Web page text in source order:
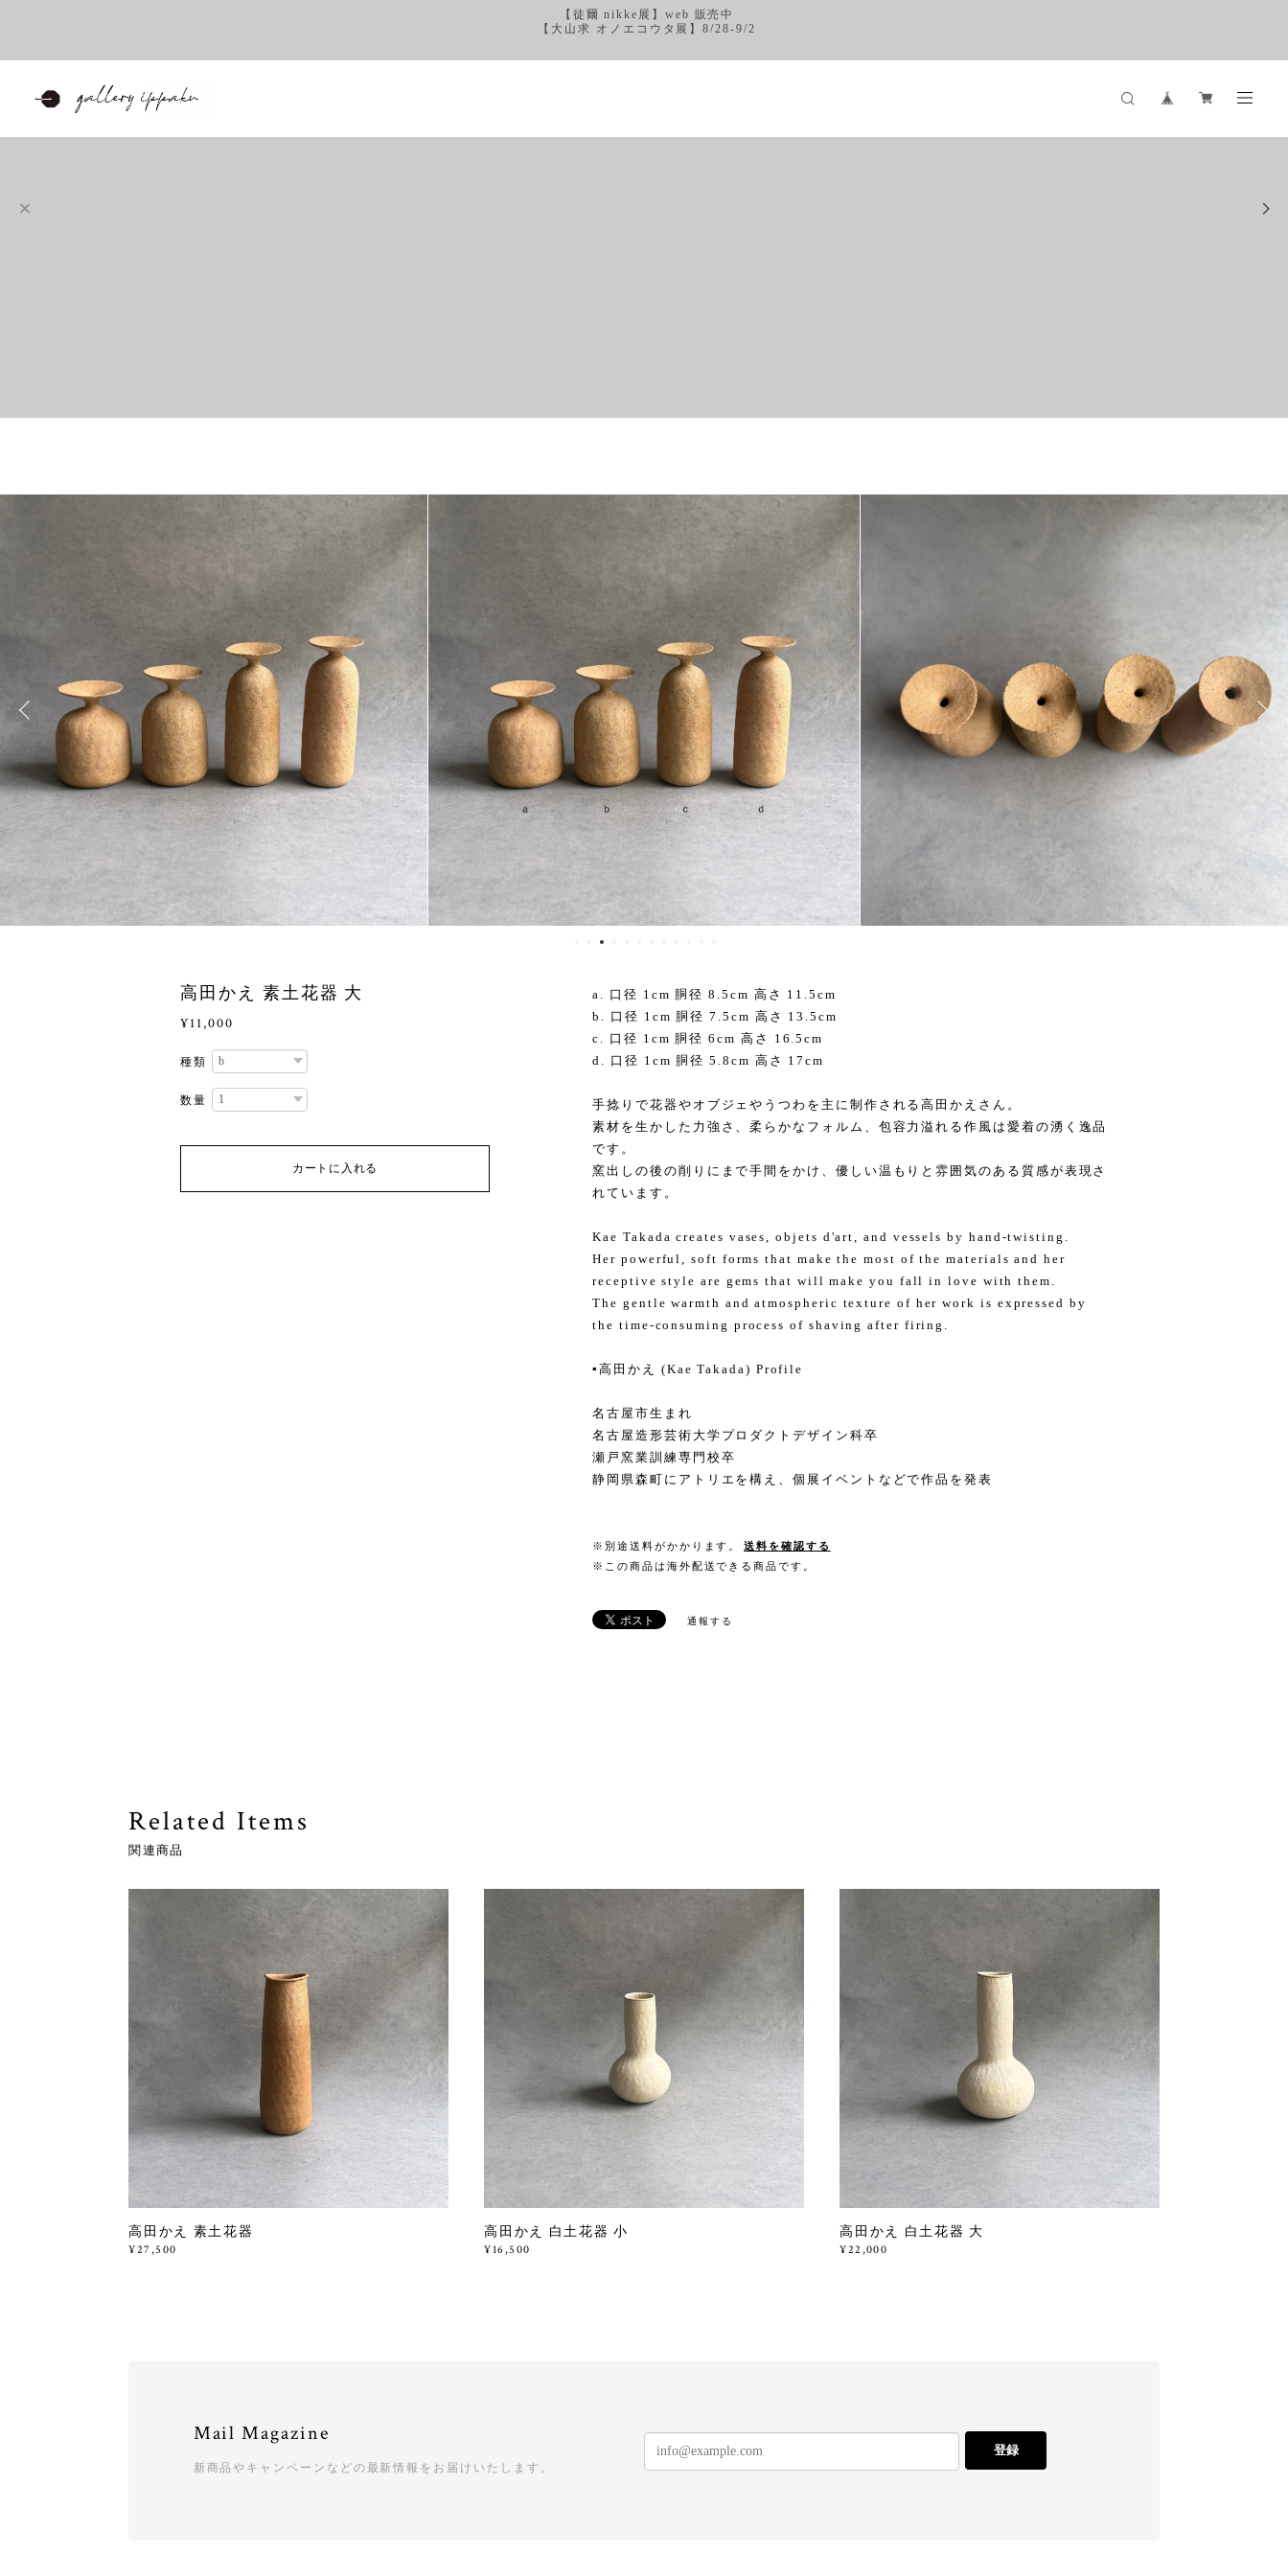
【徒爾 nikke展】web 販売中
【大山求 オノエコウタ展】8/28-9/2
高田かえ 素土花器 大
¥11,000
種類
数量
カートに入れる
a. 口径 1cm 胴径 8.5cm 高さ 11.5cm
b. 口径 1cm 胴径 7.5cm 高さ 13.5cm
c. 口径 1cm 胴径 6cm 高さ 16.5cm
d. 口径 1cm 胴径 5.8cm 高さ 17cm
手捻りで花器やオブジェやうつわを主に制作される高田かえさん。
素材を生かした力強さ、柔らかなフォルム、包容力溢れる作風は愛着の湧く逸品
です。
窯出しの後の削りにまで手間をかけ、優しい温もりと雰囲気のある質感が表現さ
れています。
Kae Takada creates vases, objets d'art, and vessels by hand-twisting.
Her powerful, soft forms that make the most of the materials and her
receptive style are gems that will make you fall in love with them.
The gentle warmth and atmospheric texture of her work is expressed by
the time-consuming process of shaving after firing.
▪️高田かえ (Kae Takada) Profile
名古屋市生まれ
名古屋造形芸術大学プロダクトデザイン科卒
瀬戸窯業訓練専門校卒
静岡県森町にアトリエを構え、個展イベントなどで作品を発表
※別途送料がかかります。
送料を確認する
※この商品は海外配送できる商品です。
通報する
Related Items
関連商品
高田かえ 素土花器
¥27,500
高田かえ 白土花器 小
¥16,500
高田かえ 白土花器 大
¥22,000
Mail Magazine
新商品やキャンペーンなどの最新情報をお届けいたします。
登録